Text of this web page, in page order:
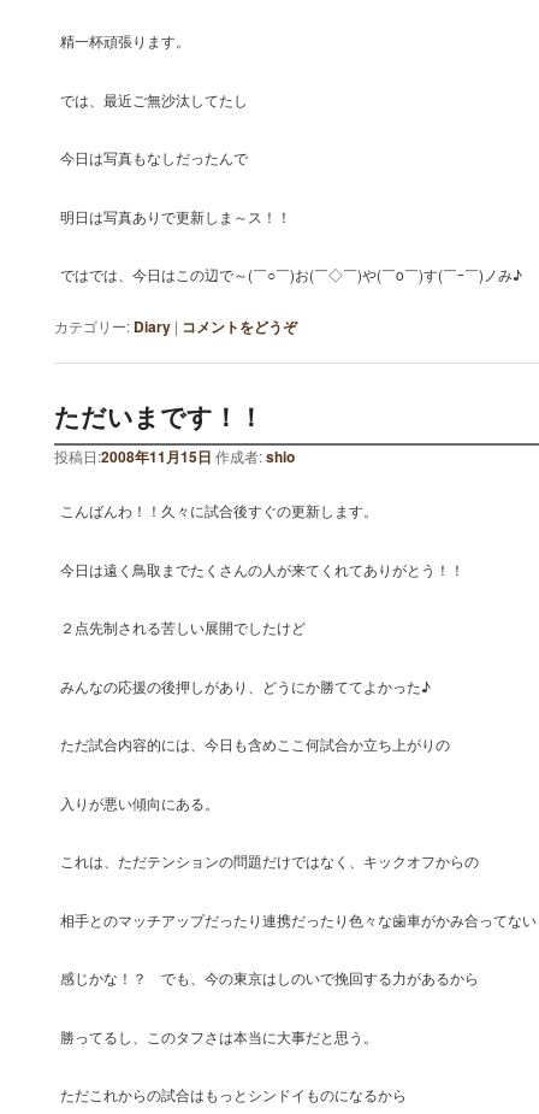
精一杯頑張ります。
では、最近ご無沙汰してたし
今日は写真もなしだったんで
明日は写真ありで更新しま～ス！！
ではでは、今日はこの辺で～(￣○￣)お(￣◇￣)や(￣o￣)す(￣ｰ￣)ノみ♪
カテゴリー: Diary | コメントをどうぞ
ただいまです！！
投稿日:2008年11月15日 作成者:shio
こんばんわ！！久々に試合後すぐの更新します。
今日は遠く鳥取までたくさんの人が来てくれてありがとう！！
２点先制される苦しい展開でしたけど
みんなの応援の後押しがあり、どうにか勝ててよかった♪
ただ試合内容的には、今日も含めここ何試合か立ち上がりの
入りが悪い傾向にある。
これは、ただテンションの問題だけではなく、キックオフからの
相手とのマッチアップだったり連携だったり色々な歯車がかみ合ってない
感じかな！？ でも、今の東京はしのいで挽回する力があるから
勝ってるし、このタフさは本当に大事だと思う。
ただこれからの試合はもっとシンドイものになるから